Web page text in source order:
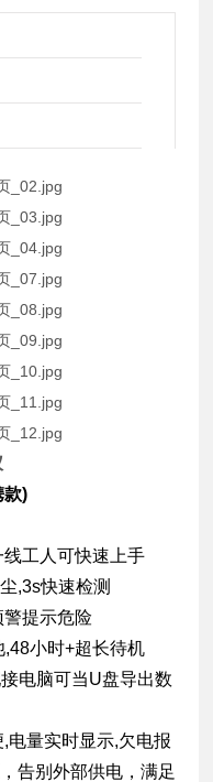
款)
工人可快速上手
,3s快速检测
提示危险
小时+超长待机
电脑可当U盘导出数
电量实时显示,欠电报
告别外部供电，满足